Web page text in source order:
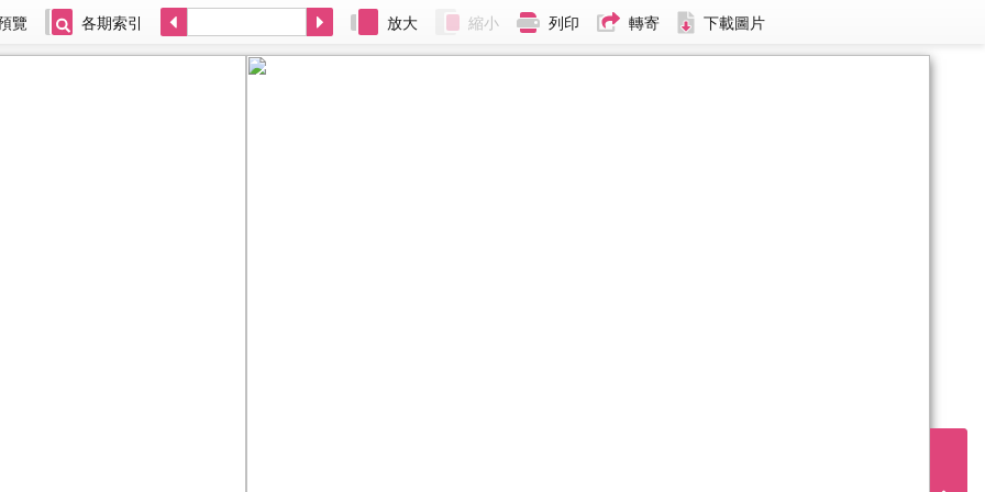
覽 各期索引 放大 縮小 列印 轉寄 下載圖片